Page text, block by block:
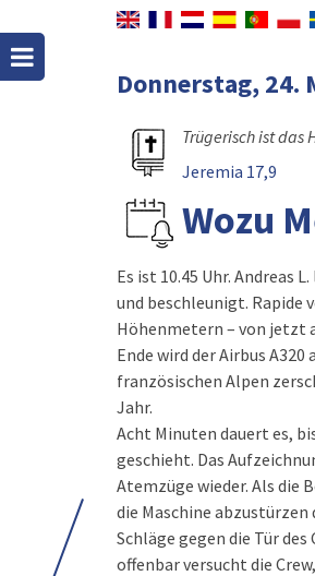
Donnerstag, 24.
Trügerisch ist das
Jeremia 17,9
Wozu
Es ist 10.45 Uhr. Andreas
und beschleunigt. Rapide
Höhenmetern – von jetzt
Ende wird der Airbus
französischen Alpen
Jahr.
Acht Minuten dauert es,
geschieht. Das
Atemzüge wieder. Als die
die Maschine
Schläge gegen die Tür
offenbar versucht die